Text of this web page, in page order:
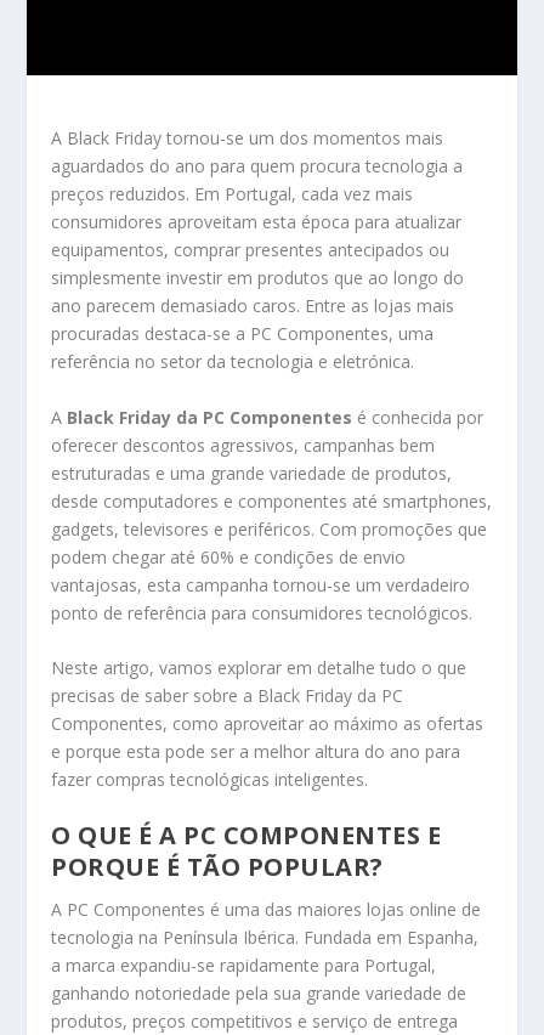
A Black Friday tornou-se um dos momentos mais
aguardados do ano para quem procura tecnologia a
preços reduzidos. Em Portugal, cada vez mais
consumidores aproveitam esta época para atualizar
equipamentos, comprar presentes antecipados ou
simplesmente investir em produtos que ao longo do
ano parecem demasiado caros. Entre as lojas mais
procuradas destaca-se a PC Componentes, uma
referência no setor da tecnologia e eletrónica.
A Black Friday da PC Componentes é conhecida por
oferecer descontos agressivos, campanhas bem
estruturadas e uma grande variedade de produtos,
desde computadores e componentes até smartphones,
gadgets, televisores e periféricos. Com promoções que
podem chegar até 60% e condições de envio
vantajosas, esta campanha tornou-se um verdadeiro
ponto de referência para consumidores tecnológicos.
Neste artigo, vamos explorar em detalhe tudo o que
precisas de saber sobre a Black Friday da PC
Componentes, como aproveitar ao máximo as ofertas
e porque esta pode ser a melhor altura do ano para
fazer compras tecnológicas inteligentes.
O QUE É A PC COMPONENTES E
PORQUE É TÃO POPULAR?
A PC Componentes é uma das maiores lojas online de
tecnologia na Península Ibérica. Fundada em Espanha,
a marca expandiu-se rapidamente para Portugal,
ganhando notoriedade pela sua grande variedade de
produtos, preços competitivos e serviço de entrega